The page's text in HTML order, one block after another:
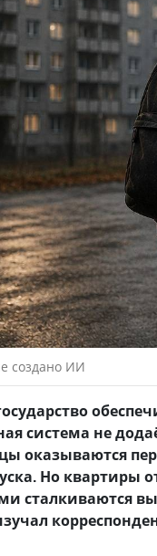
создано ИИ
система не
оказываются
Но квартиры
сталкиваются